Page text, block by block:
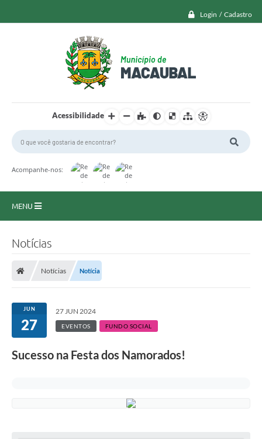
Login / Cadastro
Acessibilidade
Acompanhe-nos:
MENU
Macaubal
Administração
Transparência
Notícias
Notícias Notícia
JUN
27
27 JUN 2024
EVENTOS FUNDO SOCIAL
Sucesso na Festa dos Namorados!